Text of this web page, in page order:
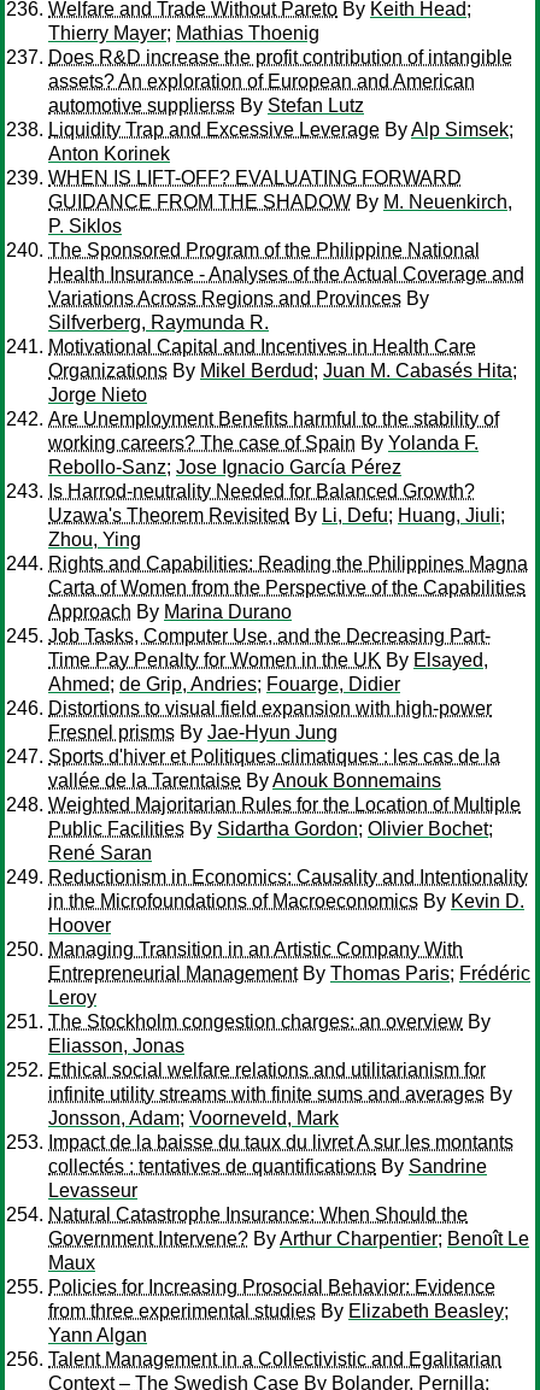
Welfare and Trade Without Pareto By Keith Head;
Thierry Mayer; Mathias Thoenig
Does R&D increase the profit contribution of intangible
assets? An exploration of European and American
automotive supplierss By Stefan Lutz
Liquidity Trap and Excessive Leverage ByAlp Simsek;
Anton Korinek
WHEN IS LIFT-OFF? EVALUATING FORWARD
GUIDANCE FROM THE SHADOW By M. Neuenkirch,
P. Siklos
The Sponsored Program of the Philippine National
Health Insurance - Analyses of the Actual Coverage and
Variations Across Regions and Provinces By
Silfverberg, Raymunda R.
Motivational Capital and Incentives in Health Care
Organizations By Mikel Berdud; Juan M. Cabasés Hita;
Jorge Nieto
Are Unemployment Benefits harmful to the stability of
working careers? The case of Spain By Yolanda F.
Rebollo-Sanz; Jose Ignacio García Pérez
Is Harrod-neutrality Needed for Balanced Growth?
Uzawa's Theorem Revisited By Li, Defu; Huang, Jiuli;
Zhou, Ying
Rights and Capabilities: Reading the Philippines Magna
Carta of Women from the Perspective of the Capabilities
Approach By Marina Durano
Job Tasks, Computer Use, and the Decreasing Part-
Time Pay Penalty for Women in the UK By Elsayed,
Ahmed; de Grip, Andries; Fouarge, Didier
Distortions to visual field expansion with high-power
Fresnel prisms By Jae-Hyun Jung
Sports d'hiver et Politiques climatiques : les cas de la
vallée de la Tarentaise ByAnouk Bonnemains
Weighted Majoritarian Rules for the Location of Multiple
Public Facilities By Sidartha Gordon; Olivier Bochet;
René Saran
Reductionism in Economics: Causality and Intentionality
in the Microfoundations of Macroeconomics By Kevin D.
Hoover
Managing Transition in an Artistic Company With
Entrepreneurial ManagementBy Thomas Paris; Frédéric
Leroy
The Stockholm congestion charges: an overview By
Eliasson, Jonas
Ethical social welfare relations and utilitarianism for
infinite utility streams with finite sums and averages By
Jonsson, Adam; Voorneveld, Mark
Impact de la baisse du taux du livret A sur les montants
collectés : tentatives de quantifications By Sandrine
Levasseur
Natural Catastrophe Insurance: When Should the
Government Intervene? ByArthur Charpentier; Benoît Le
Maux
Policies for Increasing Prosocial Behavior: Evidence
from three experimental studies By Elizabeth Beasley;
Yann Algan
Talent Management in a Collectivistic and Egalitarian
Context – The Swedish Case By Bolander, Pernilla;